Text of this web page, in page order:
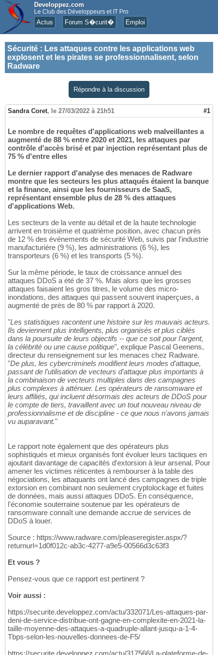
Developpez.com
Le Club des Développeurs et IT Pro
Actus Forum S�curit� Emploi
Sécurité : Les attaques contre les applications web
explosent et les pirates se professionnalisent, selon
Radware
Répondre à la discussion
Sandra Coret, le 27/03/2022 à 21h51 #1
Le nombre de requêtes d'applications web malveillantes a
augmenté de 88 % entre 2020 et 2021, les attaques par
contrôle d'accès brisé et par injection représentant plus de
75 % d'entre elles
Le dernier rapport d'analyse des menaces de Radware
montre que les secteurs les plus attaqués étaient la banque
et la finance, ainsi que les fournisseurs de SaaS,
représentant ensemble plus de 28 % des attaques
d'applications Web.
Les secteurs de la vente au détail et de la haute technologie
arrivent en troisième et quatrième position, avec chacun près
de 12 % des événements de sécurité Web, suivis par l'industrie
manufacturière (9 %), les administrations (6 %), les
transporteurs (6 %) et les transports (5 %).
Sur la même période, le taux de croissance annuel des
attaques DDoS a été de 37 %. Mais alors que les grosses
attaques faisaient les gros titres, le volume des micro-
inondations, des attaques qui passent souvent inaperçues, a
augmenté de près de 80 % par rapport à 2020.
"Les statistiques racontent une histoire sur les mauvais acteurs.
Ils deviennent plus intelligents, plus organisés et plus ciblés
dans la poursuite de leurs objectifs -- que ce soit pour l'argent,
la célébrité ou une cause politique", explique Pascal Geenens,
directeur du renseignement sur les menaces chez Radware.
"De plus, les cybercriminels modifient leurs modes d'attaque,
passant de l'utilisation de vecteurs d'attaque plus importants à
la combinaison de vecteurs multiples dans des campagnes
plus complexes à atténuer. Les opérateurs de ransomware et
leurs affiliés, qui incluent désormais des acteurs de DDoS pour
le compte de tiers, travaillent avec un tout nouveau niveau de
professionnalisme et de discipline - ce que nous n'avons jamais
vu auparavant."
Le rapport note également que des opérateurs plus
sophistiqués et mieux organisés font évoluer leurs tactiques en
ajoutant davantage de capacités d'extorsion à leur arsenal. Pour
amener les victimes réticentes à rembourser à la table des
négociations, les attaquants ont lancé des campagnes de triple
extorsion en combinant non seulement cryptolockage et fuites
de données, mais aussi attaques DDoS. En conséquence,
l'économie souterraine soutenue par les opérateurs de
ransomware connaît une demande accrue de services de
DDoS à louer.
Source : https://www.radware.com/pleaseregister.aspx/?
returnurl=1d0f012c-ab3c-4277-a9e5-00566d3c63f3
Et vous ?
Pensez-vous que ce rapport est pertinent ?
Voir aussi :
https://securite.developpez.com/actu/332071/Les-attaques-par-
deni-de-service-distribue-ont-gagne-en-complexite-en-2021-la-
taille-moyenne-des-attaques-a-quadruple-allant-jusqu-a-1-4-
Tbps-selon-les-nouvelles-donnees-de-F5/